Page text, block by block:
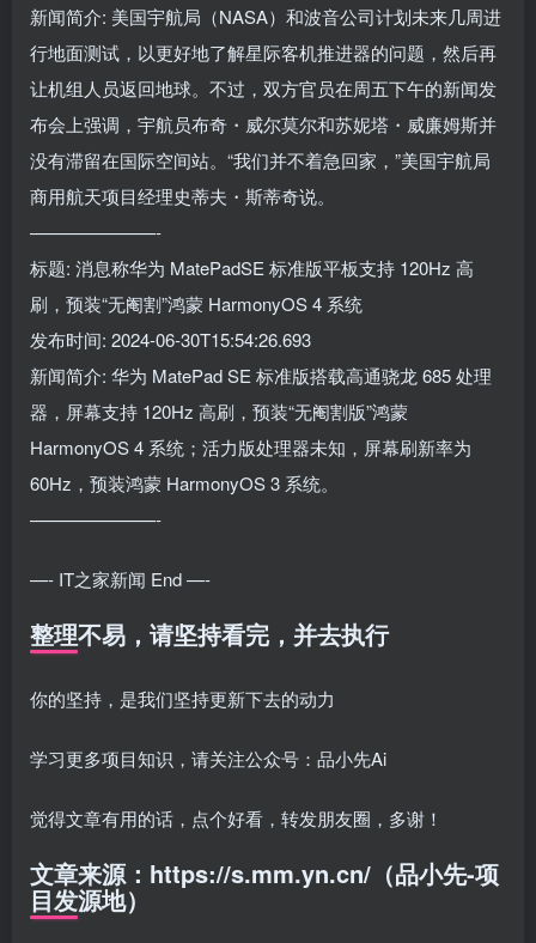
新闻简介: 美国宇航局（NASA）和波音公司计划未来几周进
行地面测试，以更好地了解星际客机推进器的问题，然后再
让机组人员返回地球。不过，双方官员在周五下午的新闻发
布会上强调，宇航员布奇・威尔莫尔和苏妮塔・威廉姆斯并
没有滞留在国际空间站。“我们并不着急回家，”美国宇航局
商用航天项目经理史蒂夫・斯蒂奇说。
———————-
标题: 消息称华为 MatePadSE 标准版平板支持 120Hz 高
刷，预装“无阉割”鸿蒙 HarmonyOS 4 系统
发布时间: 2024-06-30T15:54:26.693
新闻简介: 华为 MatePad SE 标准版搭载高通骁龙 685 处理
器，屏幕支持 120Hz 高刷，预装“无阉割版”鸿蒙
HarmonyOS 4 系统；活力版处理器未知，屏幕刷新率为
60Hz，预装鸿蒙 HarmonyOS 3 系统。
———————-
—- IT之家新闻 End —-
整理不易，请坚持看完，并去执行
你的坚持，是我们坚持更新下去的动力
学习更多项目知识，请关注公众号：品小先Ai
觉得文章有用的话，点个好看，转发朋友圈，多谢！
文章来源：https://s.mm.yn.cn/（品小先-项
目发源地）